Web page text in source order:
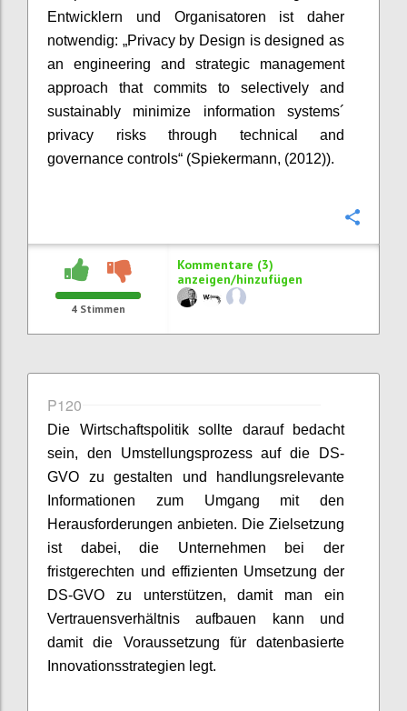
Entwicklern und Organisatoren ist daher
notwendig: „Privacy by Design is designed as
an engineering and strategic management
approach that commits to selectively and
sustainably minimize information systems´
privacy risks through technical and
governance controls“ (Spiekermann, (2012)).
4 Stimmen
Kommentare (3)
anzeigen/hinzufügen
P120
Die Wirtschaftspolitik sollte darauf bedacht
sein, den Umstellungsprozess auf die DS-
GVO zu gestalten und handlungsrelevante
Informationen zum Umgang mit den
Herausforderungen anbieten. Die Zielsetzung
ist dabei, die Unternehmen bei der
fristgerechten und effizienten Umsetzung der
DS-GVO zu unterstützen, damit man ein
Vertrauensverhältnis aufbauen kann und
damit die Voraussetzung für datenbasierte
Innovationsstrategien legt.